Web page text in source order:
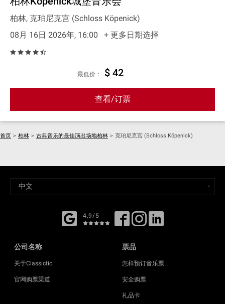
柏林, 克珀尼克宫 (Schloss Köpenick)
08月 16日 2026年, 16:00
+ 更多日期选择
最低价： $ 42
查看/订票
首页 > 柏林 > 古典音乐的最佳演出场地柏林 > 克珀尼克宫 (Schloss Köpenick)
4,9/5
公司名称
关于Classictic
官网购票渠道
票品
怎样预订音乐票
安全购票
礼品卡